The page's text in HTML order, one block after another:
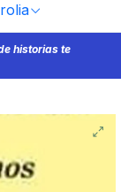
historias te